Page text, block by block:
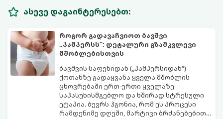
ასევე დაგაინტერესებთ:
როგორ გადავაჩვიოთ ბავშვი
„პამპერსს“: დეტალური გზამკვლევი
მშობლებისთვის
ბავშვის საფენიდან („პამპერსიდან“)
ქოთანზე გადაყვანა ყველა მშობლის
ცხოვრებაში ერთ-ერთი ყველაზე
საპასუხისმგებლო და ხშირად სტრესული
ეტაპია. ბევრს ჰგონია, რომ ეს პროცესი
რამდენიმე დღეში, მარტივი ბრძანებებით